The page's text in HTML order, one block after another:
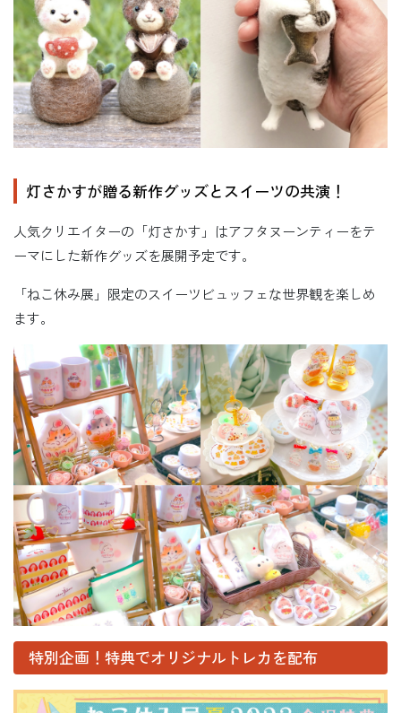
灯さかすが贈る新作グッズとスイーツの共演！
人気クリエイターの「灯さかす」はアフタヌーンティーをテ
ーマにした新作グッズを展開予定です。
「ねこ休み展」限定のスイーツビュッフェな世界観を楽しめ
ます。
特別企画！特典でオリジナルトレカを配布